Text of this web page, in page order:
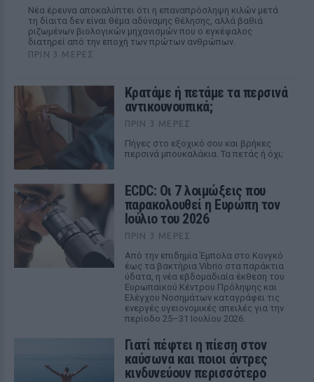
Νέα έρευνα αποκαλύπτει ότι η επαναπρόσληψη κιλών μετά
τη δίαιτα δεν είναι θέμα αδύναμης θέλησης, αλλά βαθιά
ριζωμένων βιολογικών μηχανισμών που ο εγκέφαλος
διατηρεί από την εποχή των πρώτων ανθρώπων.
ΠΡΙΝ 3 ΜΈΡΕΣ
Κρατάμε ή πετάμε τα περσινά
αντικουνουπικά;
ΠΡΙΝ 3 ΜΈΡΕΣ
Πήγες στο εξοχικό σου και βρήκες
περσινά μπουκαλάκια. Τα πετάς ή όχι;
ECDC: Οι 7 λοιμώξεις που
παρακολουθεί η Ευρώπη τον
Ιούλιο του 2026
ΠΡΙΝ 3 ΜΈΡΕΣ
Από την επιδημία Έμπολα στο Κονγκό
έως τα βακτήρια Vibrio στα παράκτια
ύδατα, η νέα εβδομαδιαία έκθεση του
Ευρωπαϊκού Κέντρου Πρόληψης και
Ελέγχου Νοσημάτων καταγράφει τις
ενεργές υγειονομικές απειλές για την
περίοδο 25–31 Ιουλίου 2026.
Γιατί πέφτει η πίεση στον
καύσωνα και ποιοι άντρες
κινδυνεύουν περισσότερο